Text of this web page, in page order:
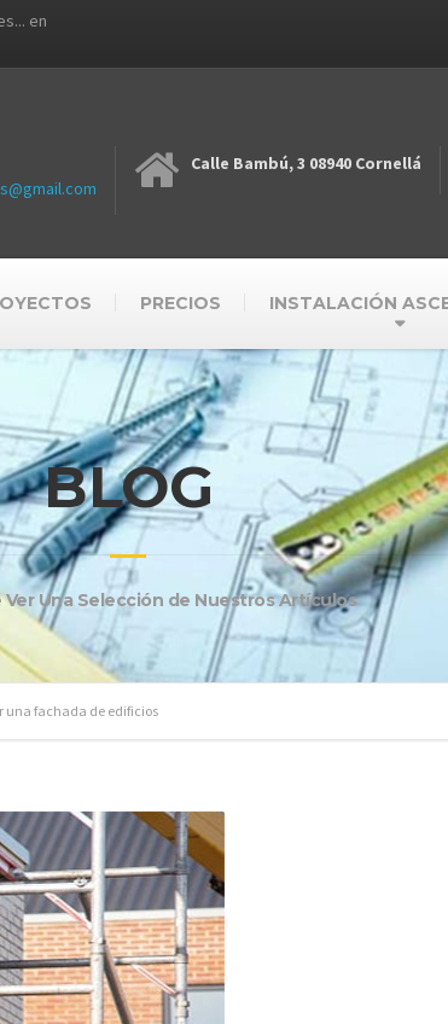
en
Calle Bambú, 3 08940 Cornellá
PRECIOS INSTALACIÓN
BLOG
Una Selección de Nuestros Artículos
una fachada de edificios